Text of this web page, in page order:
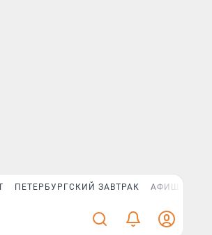
ПЕТЕРБУРГСКИЙ ЗАВТРАК АФИША PLUS